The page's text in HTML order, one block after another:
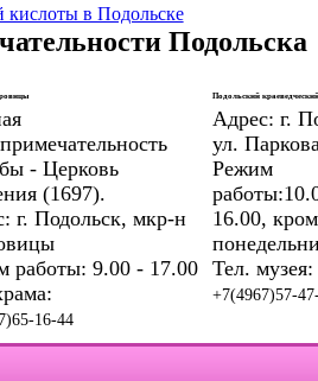
в Подольске
Подольска
- Церковь
(1697).
г. Подольск, мкр-н
работы: 9.00 - 17.00
16-44
Подольский
Адрес: г.
ул.
Режим
16.00,
Тел. музея:
+7(4967)57-